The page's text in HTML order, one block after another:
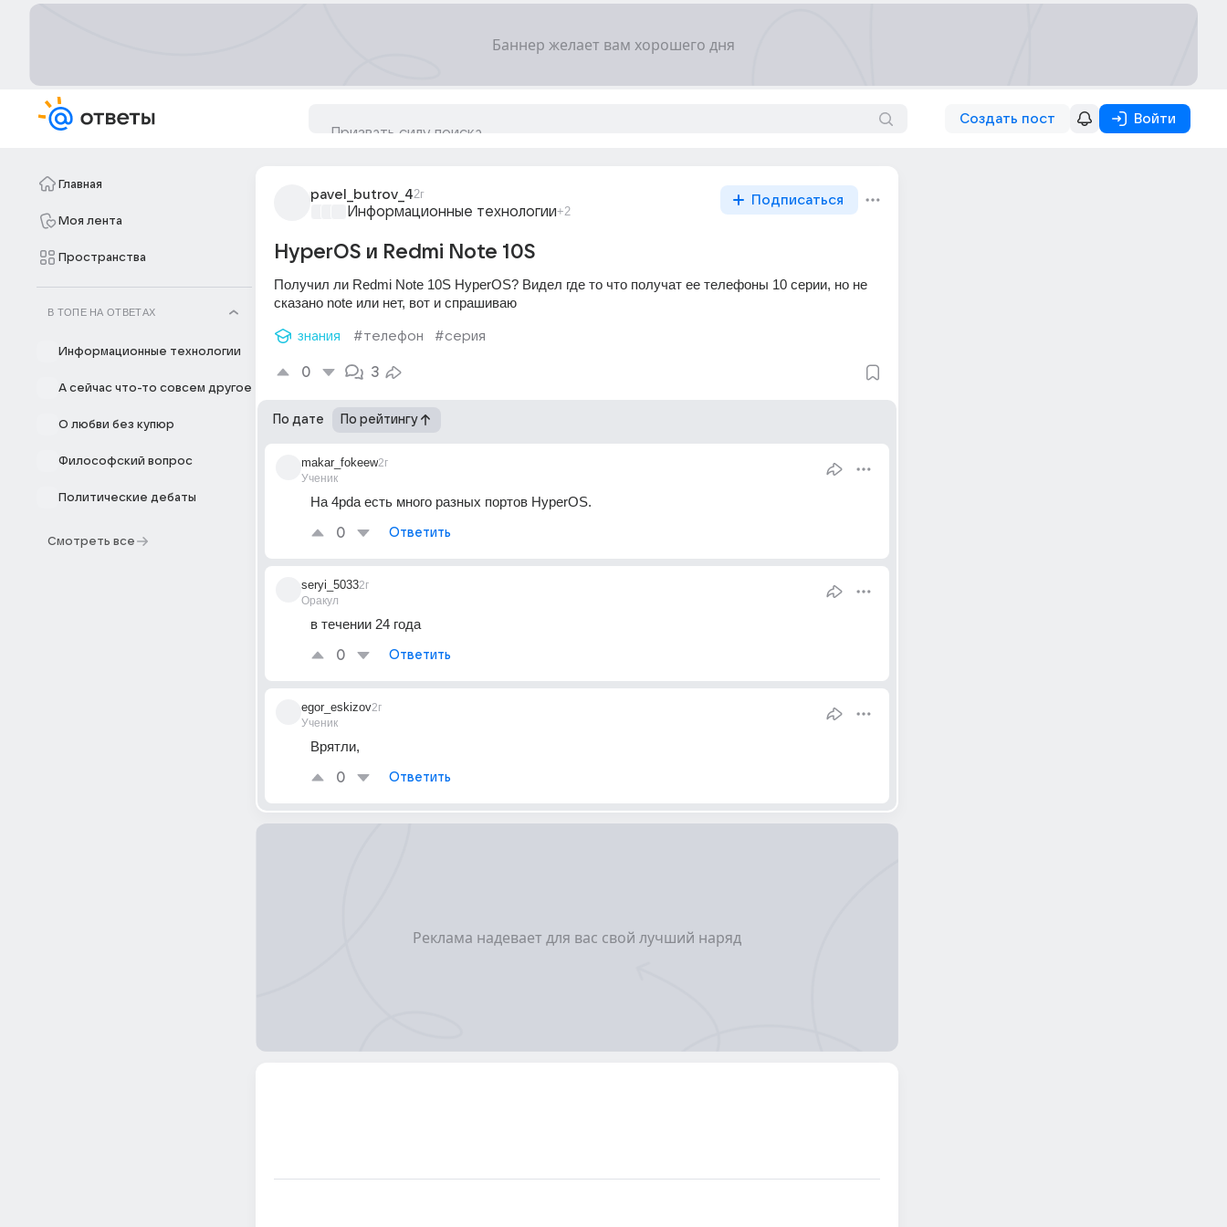
Создать пост Войти
Главная
Моя лента
Пространства
В ТОПЕ НА ОТВЕТАХ
Информационные технологии
А сейчас что-то совсем другое
О любви без купюр
Философский вопрос
Политические дебаты
Смотреть все
pavel_butrov_42г
Информационные технологии+2
Подписаться
HyperOS и Redmi Note 10S
Получил ли Redmi Note 10S HyperOS? Видел где то что получат ее телефоны 10 серии, но не
сказано note или нет, вот и спрашиваю
знания #телефон #серия
0 3
По дате По рейтингу
makar_fokeew
Ученик
2г
На 4pda есть много разных портов HyperOS.
0 Ответить
seryi_5033
Оракул
2г
в течении 24 года
0 Ответить
egor_eskizov
Ученик
2г
Врятли,
0 Ответить